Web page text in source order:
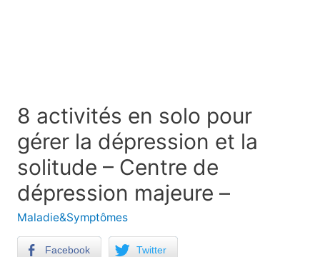
8 activités en solo pour
gérer la dépression et la
solitude – Centre de
dépression majeure –
Maladie&Symptômes
Facebook Twitter